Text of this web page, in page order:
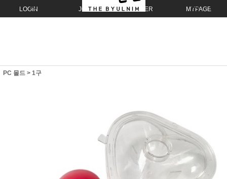
LOGIN JOIN ORDER MYPAGE
PC 몰드 > 1구